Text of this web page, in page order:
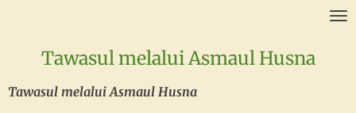
hoofdinhoud
Tawasul melalui Asmaul Husna
Tawasul melalui Asmaul Husna